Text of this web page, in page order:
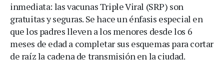
inmediata: las vacunas Triple Viral (SRP) son
gratuitas y seguras. Se hace un énfasis especial en
que los padres lleven a los menores desde los 6
meses de edad a completar sus esquemas para cortar
de raíz la cadena de transmisión en la ciudad.